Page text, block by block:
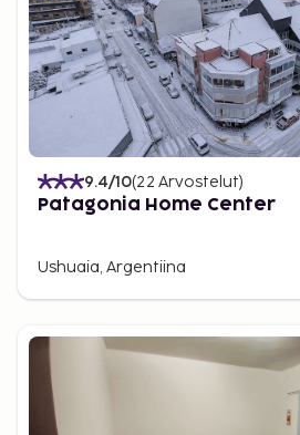
9.4/10(22 Arvostelut)
Patagonia Home Center
Ushuaia, Argentiina